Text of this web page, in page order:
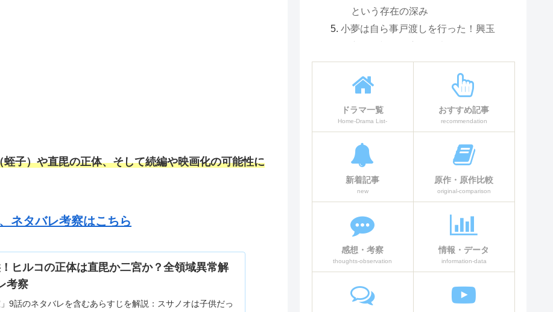
子）や直毘の正体、そして続編や映画化の可能性に
ネタバレ考察はこちら
ヒルコの正体は直毘か二宮か？全領域異常解
考察
」9話のネタバレを含むあらすじを解説：スサノオは子供だっ
という存在の深み
小夢は自ら事戸渡しを行った！興玉
続編や映画化はある？視聴者の期待
高まる
『全領域異常解決室』最終回考察ま
とめ：神と人間、そして愛の物語
ドラマ一覧
Home-Drama List-
おすすめ記事
recommendation
新着記事
new
原作・原作比較
original-comparison
感想・考察
thoughts-observation
情報・データ
information-data